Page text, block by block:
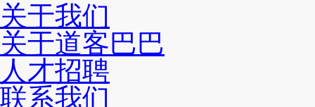
关于我们
关于道客巴巴
人才招聘
联系我们